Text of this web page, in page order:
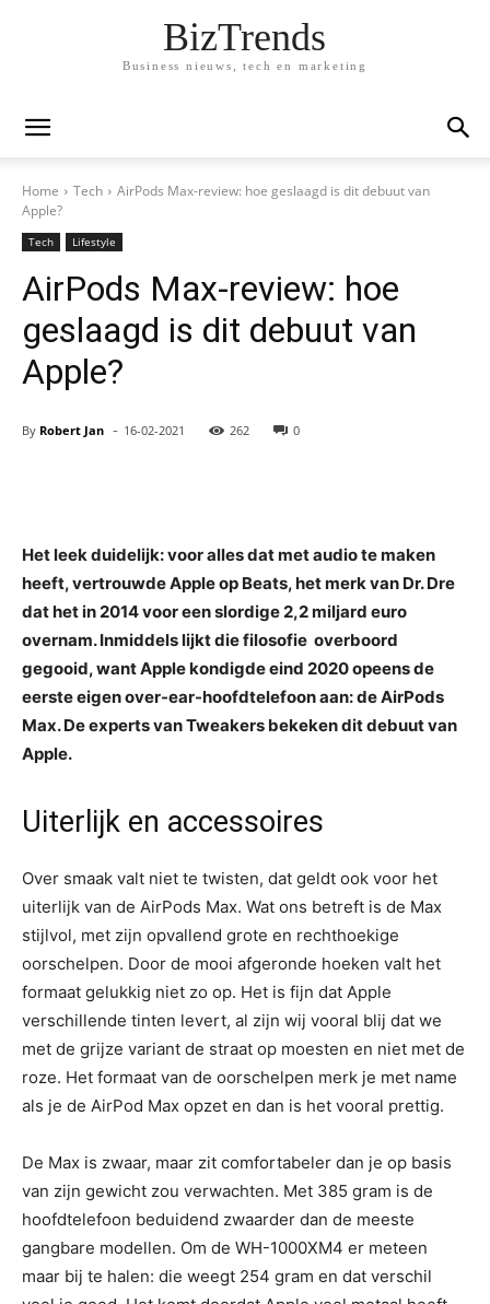
BizTrends
Business nieuws, tech en marketing
Home Tech
AirPods Max-review: hoe geslaagd is dit debuut van
Apple?
Tech Lifestyle
AirPods Max-review: hoe
geslaagd is dit debuut van
Apple?
By Robert Jan - 16-02-2021 262 0
Het leek duidelijk: voor alles dat met audio te maken
heeft, vertrouwde Apple op Beats, het merk van Dr. Dre
dat het in 2014 voor een slordige 2,2 miljard euro
overnam. Inmiddels lijkt die filosofie overboord
gegooid, want Apple kondigde eind 2020 opeens de
eerste eigen over-ear-hoofdtelefoon aan: de AirPods
Max. De experts van Tweakers bekeken dit debuut van
Apple.
Uiterlijk en accessoires
Over smaak valt niet te twisten, dat geldt ook voor het
uiterlijk van de AirPods Max. Wat ons betreft is de Max
stijlvol, met zijn opvallend grote en rechthoekige
oorschelpen. Door de mooi afgeronde hoeken valt het
formaat gelukkig niet zo op. Het is fijn dat Apple
verschillende tinten levert, al zijn wij vooral blij dat we
met de grijze variant de straat op moesten en niet met de
roze. Het formaat van de oorschelpen merk je met name
als je de AirPod Max opzet en dan is het vooral prettig.
De Max is zwaar, maar zit comfortabeler dan je op basis
van zijn gewicht zou verwachten. Met 385 gram is de
hoofdtelefoon beduidend zwaarder dan de meeste
gangbare modellen. Om de WH-1000XM4 er meteen
maar bij te halen: die weegt 254 gram en dat verschil